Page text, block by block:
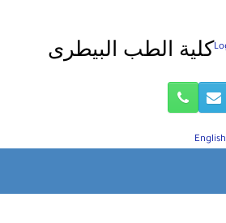
كلية الطب البيطرى
English